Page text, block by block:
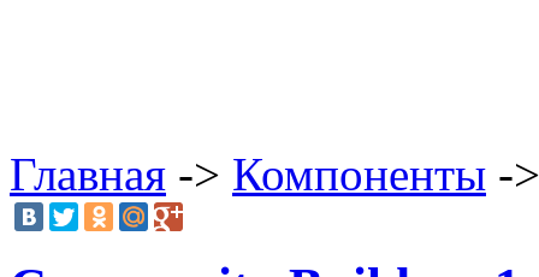
Главная -> Компоненты -